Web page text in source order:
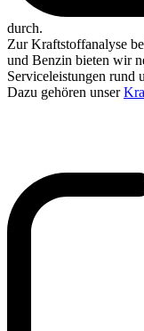
durch.
Zur Kraftstoffanalyse
und Benzin bieten wir
Serviceleistungen rund
Dazu gehören unser